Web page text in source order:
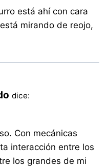
está ahí con cara
mirando de reojo,
dice:
Con mecánicas
interacción entre los
los grandes de mi